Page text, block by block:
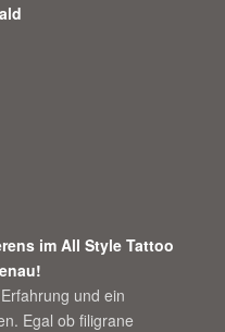
im All Style Tattoo
und ein
Egal ob filigrane